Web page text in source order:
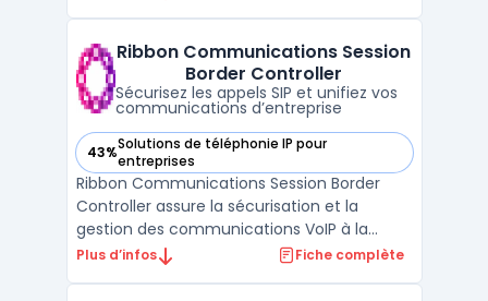
coûts. Ce service permet de déployer des
outil ...
Ribbon Communications Session
Border Controller
Sécurisez les appels SIP et unifiez vos
communications d’entreprise
43%Solutions de téléphonie IP pour
entreprises
— voir Ribbon Communications Session Border Controller
Ribbon Communications Session Border
Controller assure la sécurisation et la
gestion des communications VoIP à la
frontière des réseaux d’opérateurs et
Plus d’infos Fiche complète